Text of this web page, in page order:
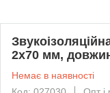
2х70 мм,
Немає в наявності